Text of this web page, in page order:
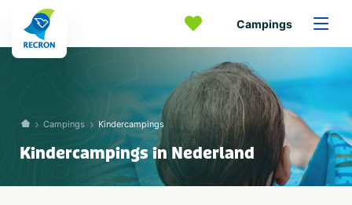
Campings
Campings Kindercampings
Kindercampings in Nederland